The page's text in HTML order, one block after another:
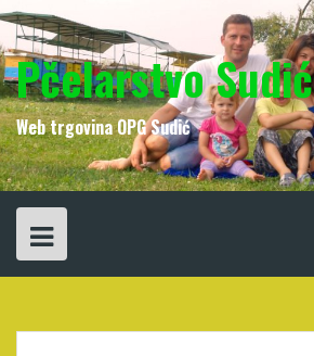
Skip
to
content
Pčelarstvo Sudić
Web trgovina OPG Sudić